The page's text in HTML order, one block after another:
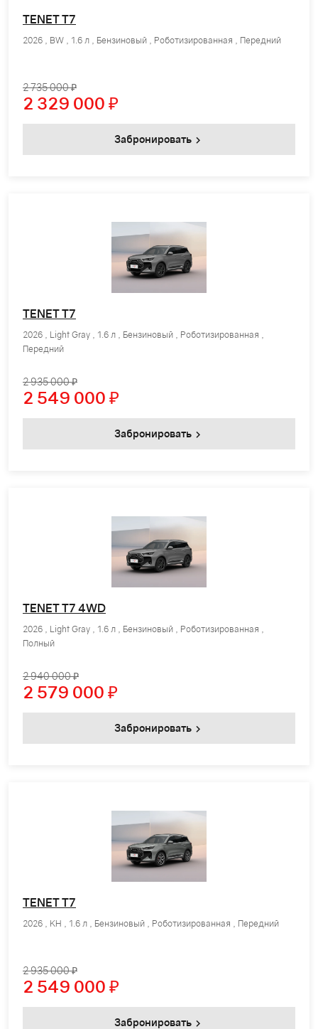
TENET T7
2026 , BW , 1.6 л , Бензиновый , Роботизированная , Передний
2 735 000 ₽
2 329 000 ₽
Забронировать
TENET T7
2026 , Light Gray , 1.6 л , Бензиновый , Роботизированная ,
Передний
2 935 000 ₽
2 549 000 ₽
Забронировать
TENET T7 4WD
2026 , Light Gray , 1.6 л , Бензиновый , Роботизированная ,
Полный
2 940 000 ₽
2 579 000 ₽
Забронировать
TENET T7
2026 , KH , 1.6 л , Бензиновый , Роботизированная , Передний
2 935 000 ₽
2 549 000 ₽
Забронировать